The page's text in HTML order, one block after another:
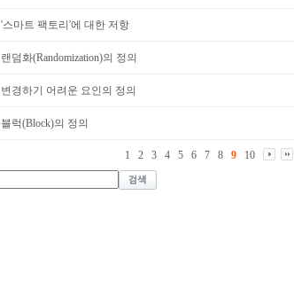
'스마트 팩토리'에 대한 저항
랜덤화(Randomization)의 정의
변경하기 어려운 요인의 정의
블럭(Block)의 정의
1 2 3 4 5 6 7 8 9 10